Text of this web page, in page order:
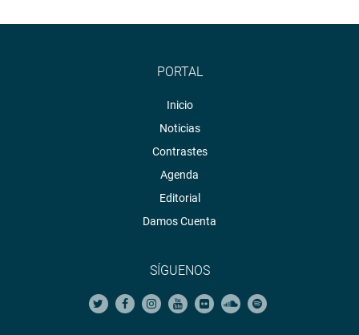
PORTAL
Inicio
Noticias
Contrastes
Agenda
Editorial
Damos Cuenta
SÍGUENOS